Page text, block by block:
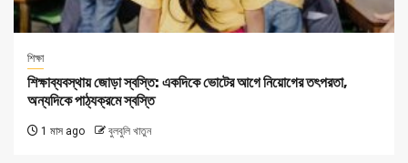
শিক্ষা
শিক্ষাব্যবস্থায় জোড়া স্বস্তি: একদিকে ভোটের আগে নিয়োগের তৎপরতা,
অন্যদিকে পাঠ্যক্রমে স্বস্তি
1 মাস ago বুলবুলি খাতুন